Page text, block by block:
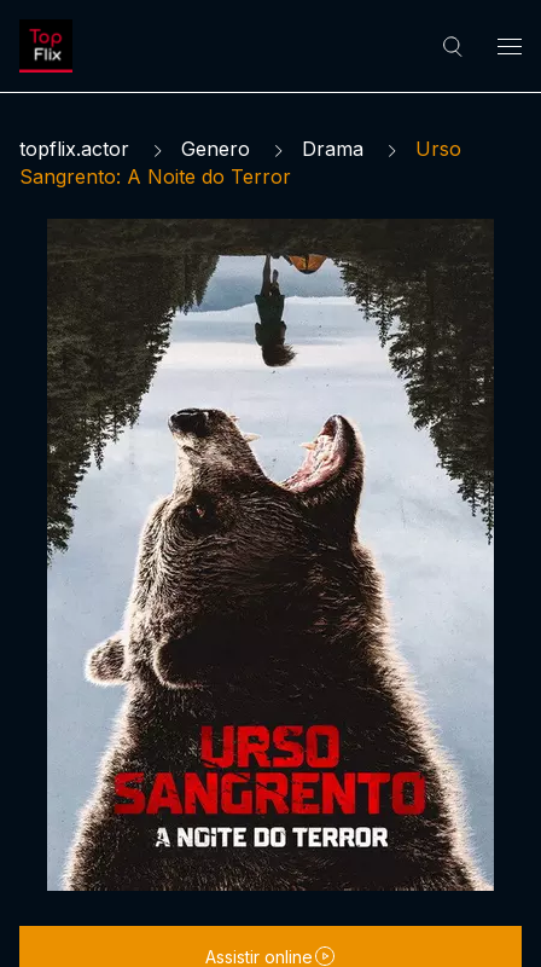
topflix.actor Genero Drama
Urso
Sangrento: A Noite do Terror
Assistir online